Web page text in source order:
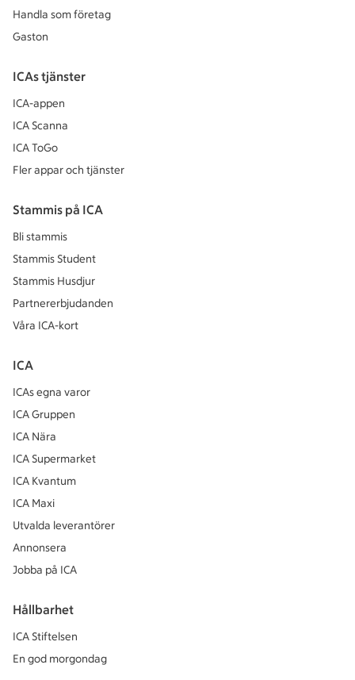
Handla som företag
Gaston
ICAs tjänster
ICA-appen
ICA Scanna
ICA ToGo
Fler appar och tjänster
Stammis på ICA
Bli stammis
Stammis Student
Stammis Husdjur
Partnererbjudanden
Våra ICA-kort
ICA
ICAs egna varor
ICA Gruppen
ICA Nära
ICA Supermarket
ICA Kvantum
ICA Maxi
Utvalda leverantörer
Annonsera
Jobba på ICA
Hållbarhet
ICA Stiftelsen
En god morgondag